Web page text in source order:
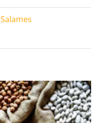
Salames